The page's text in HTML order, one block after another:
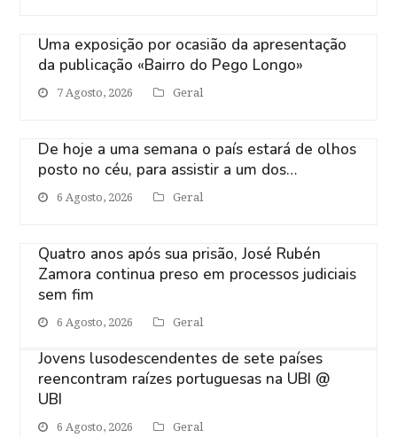
Uma exposição por ocasião da apresentação
da publicação «Bairro do Pego Longo»
7 Agosto, 2026 Geral
De hoje a uma semana o país estará de olhos
posto no céu, para assistir a um dos…
6 Agosto, 2026 Geral
Quatro anos após sua prisão, José Rubén
Zamora continua preso em processos judiciais
sem fim
6 Agosto, 2026 Geral
Jovens lusodescendentes de sete países
reencontram raízes portuguesas na UBI @
UBI
6 Agosto, 2026 Geral